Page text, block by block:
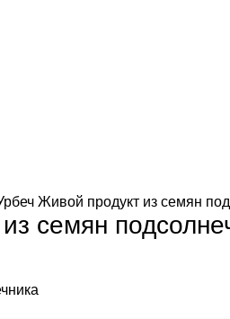
Живой продукт из семян
семян